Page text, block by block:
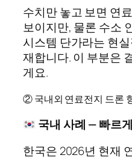
수치만 놓고 보면 연
보이지만, 물론 수소
시스템 단가라는 현
재합니다. 이 부분은
게요.
② 국내외 연료전지 드론
국내 사례 — 빠르
한국은 2026년 현재